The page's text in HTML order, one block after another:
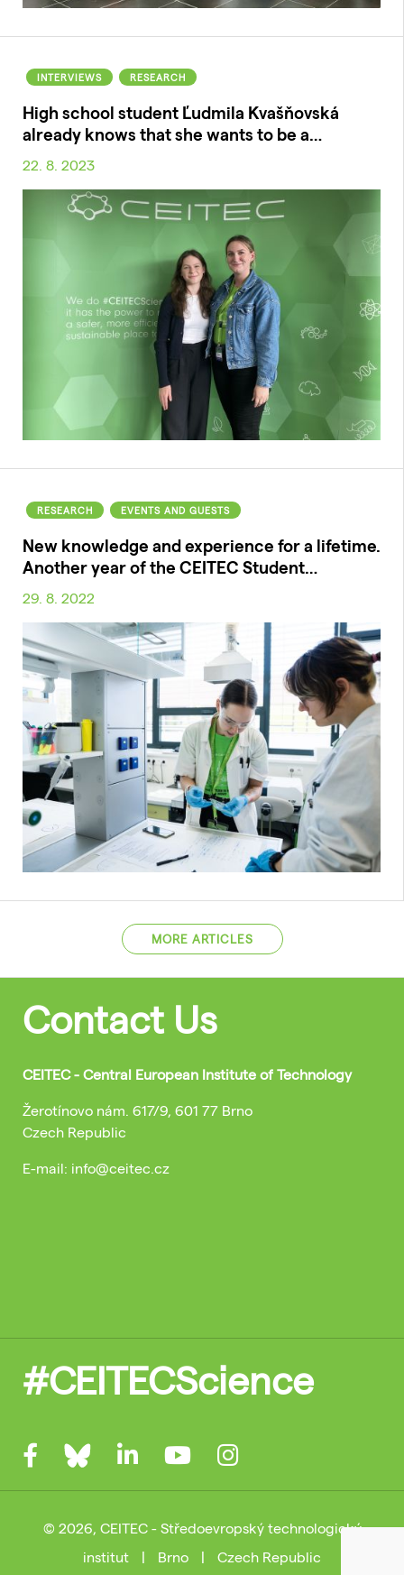
INTERVIEWS RESEARCH
High school student Ľudmila Kvašňovská
already knows that she wants to be a…
22. 8. 2023
RESEARCH EVENTS AND GUESTS
New knowledge and experience for a lifetime.
Another year of the CEITEC Student…
29. 8. 2022
MORE ARTICLES
Contact Us
CEITEC - Central European Institute of Technology
Žerotínovo nám. 617/9, 601 77 Brno
Czech Republic
E-mail: info@ceitec.cz
#CEITECScience
© 2026, CEITEC - Středoevropský technologický
institut
| Brno | Czech Republic